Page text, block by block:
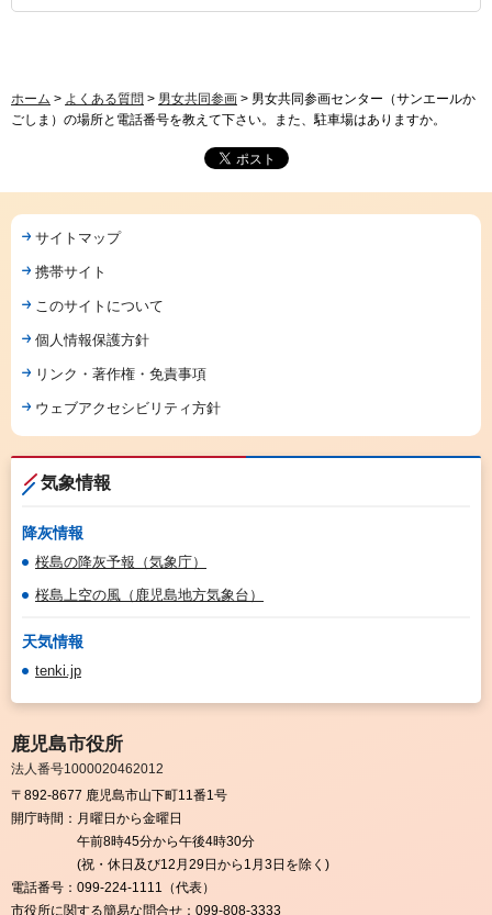
ホーム > よくある質問 > 男女共同参画 > 男女共同参画センター（サンエールか
ごしま）の場所と電話番号を教えて下さい。また、駐車場はありますか。
サイトマップ
携帯サイト
このサイトについて
個人情報保護方針
リンク・著作権・免責事項
ウェブアクセシビリティ方針
気象情報
降灰情報
桜島の降灰予報（気象庁）
桜島上空の風（鹿児島地方気象台）
天気情報
tenki.jp
鹿児島市役所
法人番号1000020462012
〒892-8677 鹿児島市山下町11番1号
開庁時間： 月曜日から金曜日
午前8時45分から午後4時30分
(祝・休日及び12月29日から1月3日を除く)
電話番号： 099-224-1111（代表）
市役所に関する簡易な問合せ： 099-808-3333